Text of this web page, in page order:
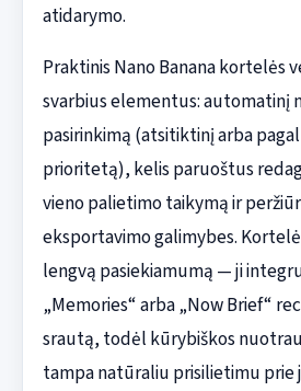
atidarymo.
Praktinis Nano Banana kortelės
svarbius elementus: automatinį
pasirinkimą (atsitiktinį arba
prioritetą), kelis paruoštus
vieno palietimo taikymą ir
eksportavimo galimybes.
lengvą pasiekiamumą — ji
„Memories“ arba „Now Brief“
srautą, todėl kūrybiškos
tampa natūraliu prisilietimu prie